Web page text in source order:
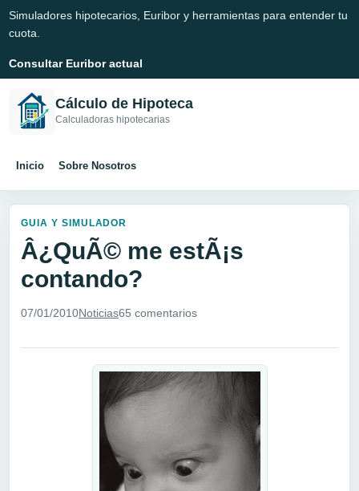
Simuladores hipotecarios, Euribor y herramientas para entender tu
cuota.
Consultar Euribor actual
Cálculo de Hipoteca
Calculadoras hipotecarias
Inicio Sobre Nosotros
GUIA Y SIMULADOR
Â¿QuÃ© me estÃ¡s
contando?
07/01/2010Noticias65 comentarios